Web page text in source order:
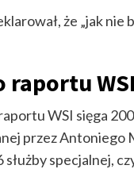
że „jak
raportu WSI
WSI sięga
przez Antoniego
służby specjalnej,